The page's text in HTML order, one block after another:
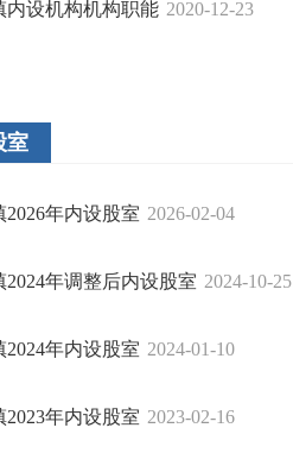
内设机构机构职能 2020-12-23
室
2026年内设股室 2026-02-04
2024年调整后内设股室 2024-10-25
2024年内设股室 2024-01-10
2023年内设股室 2023-02-16